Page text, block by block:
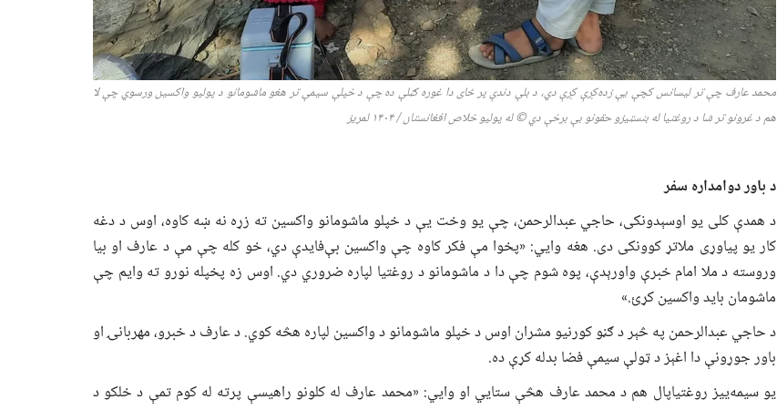
محمد عارف چې تر لیسانس کچې یې زده‌کړې کړې دي، د بلې دندې پر ځای دا غوره ګڼلې ده چې د خپلې سیمې تر هغو ماشومانو د پولیو واکسین ورسوي چې لا
هم د غرونو تر شا د روغتیا له بنسټیزو حقونو بې برخې دي © له پولیو خلاص افغانستان / ۱۴۰۴ لمریز
د باور دوامداره سفر
د همدې کلی یو اوسېدونکی، حاجي عبدالرحمن، چې یو وخت یې د خپلو ماشومانو واکسین ته زړه نه ښه کاوه، اوس د دغه
کار یو پیاوړی ملاتړ کوونکی دی. هغه وایي: «پخوا مې فکر کاوه چې واکسین بې‌فایدې دي، خو کله چې مې د عارف او بیا
وروسته د ملا امام خبرې واورېدې، پوه شوم چې دا د ماشومانو د روغتیا لپاره ضروري دي. اوس زه پخپله نورو ته وایم چې
ماشومان باید واکسین کړئ.»
د حاجي عبدالرحمن په څېر د ګڼو کورنیو مشران اوس د خپلو ماشومانو د واکسین لپاره هڅه کوي. د عارف د خبرو، مهربانۍ او
باور جوړونې دا اغېز د ټولې سیمې فضا بدله کړې ده.
یو سیمه‌ییز روغتیاپال هم د محمد عارف هڅې ستایي او وایي: «محمد عارف له کلونو راهیسې پرته له کوم تمې د خلکو د